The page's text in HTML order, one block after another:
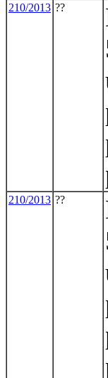
210/2013 ??
210/2013 ??